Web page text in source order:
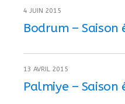
4 JUIN 2015
Bodrum – Saison
13 AVRIL 2015
Palmiye – Saison